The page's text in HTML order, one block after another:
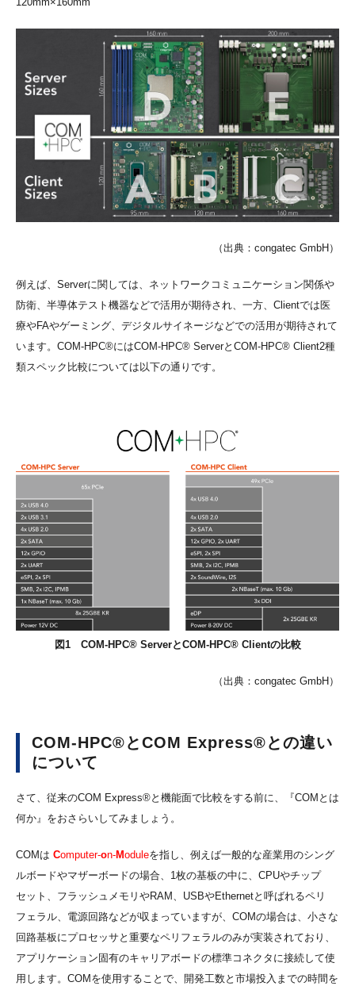
（出典：congatec GmbH）
例えば、Serverに関しては、ネットワークコミュニケーション関係や
防衛、半導体テスト機器などで活用が期待され、一方、Clientでは医
療やFAやゲーミング、デジタルサイネージなどでの活用が期待されて
います。COM-HPC®にはCOM-HPC® ServerとCOM-HPC® Client2種
類スペック比較については以下の通りです。
図1 COM-HPC® ServerとCOM-HPC® Clientの比較
（出典：congatec GmbH）
COM-HPC®とCOM Express®との違い
について
さて、従来のCOM Express®と機能面で比較をする前に、『COMとは
何か』をおさらいしてみましょう。
COMは Computer-on-Moduleを指し、例えば一般的な産業用のシング
ルボードやマザーボードの場合、1枚の基板の中に、CPUやチップ
セット、フラッシュメモリやRAM、USBやEthernetと呼ばれるペリ
フェラル、電源回路などが収まっていますが、COMの場合は、小さな
回路基板にプロセッサと重要なペリフェラルのみが実装されており、
アプリケーション固有のキャリアボードの標準コネクタに接続して使
用します。COMを使用することで、開発工数と市場投入までの時間を